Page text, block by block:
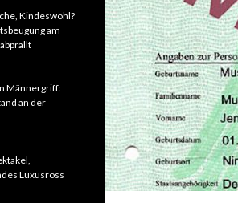
Kindeswohl?
am
Männergriff:
an der
Luxusross